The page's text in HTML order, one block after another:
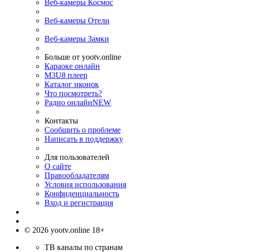
Веб-камеры Космос
Веб-камеры Отели
Веб-камеры Замки
Больше от yootv.online
Караоке онлайн
M3U8 плеер
Каталог иконок
Что посмотреть?
Радио онлайнNEW
Контакты
Сообщить о проблеме
Написать в поддержку
Для пользователей
О сайте
Правообладателям
Условия использования
Конфиденциальность
Вход и регистрация
© 2026 yootv.online 18+
ТВ каналы по странам